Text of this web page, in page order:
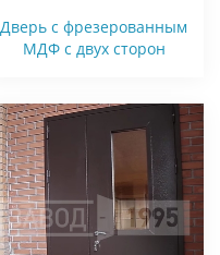
Дверь с фрезерованным
МДФ с двух сторон